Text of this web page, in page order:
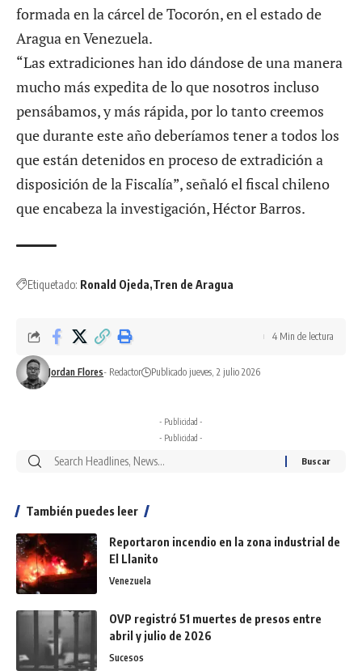
formada en la cárcel de Tocorón, en el estado de
Aragua en Venezuela.
“Las extradiciones han ido dándose de una manera
mucho más expedita de lo que nosotros incluso
pensábamos, y más rápida, por lo tanto creemos
que durante este año deberíamos tener a todos los
que están detenidos en proceso de extradición a
disposición de la Fiscalía”, señaló el fiscal chileno
que encabeza la investigación, Héctor Barros.
Etiquetado: Ronald Ojeda Tren de Aragua
Jordan Flores- Redactor Publicado jueves, 2 julio 2026
4 Min de lectura
- Publicidad -
- Publicidad -
También puedes leer
Reportaron incendio en la zona industrial de
El Llanito
Venezuela
OVP registró 51 muertes de presos entre
abril y julio de 2026
Sucesos